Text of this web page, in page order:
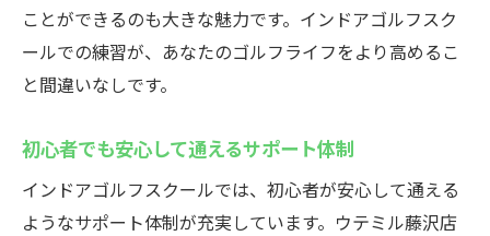
ゴルフがもたらすメンタルヘルスへの効果
継続的な練習がもたらす健康効果
健康維持に役立つインドアゴルフの魅力
ことができるのも大きな魅力です。インドアゴルフスク
ールでの練習が、あなたのゴルフライフをより高めるこ
と間違いなしです。
初心者でも安心して通えるサポート体制
インドアゴルフスクールでは、初心者が安心して通える
ようなサポート体制が充実しています。ウテミル藤沢店